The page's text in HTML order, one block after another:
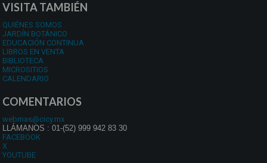
VISITA TAMBIÉN
QUIÉNES SOMOS
JARDÍN BOTÁNICO
EDUCACIÓN CONTINUA
LIBROS EN VENTA
BIBLIOTECA
MICROSITIOS
CALENDARIO
COMENTARIOS
webmas@cicy.mx
LLÁMANOS : 01-(52) 999 942 83 30
FACEBOOK
X
YOUTUBE